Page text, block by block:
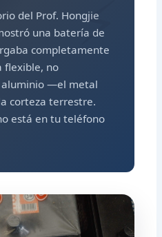
del Prof. Hongjie
una batería de
completamente
flexible, no
aluminio —el metal
corteza terrestre.
está en tu teléfono